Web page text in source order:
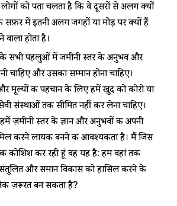
लोगों को पता चलता है कि वे दूसरों से अलग क्यों
सफ़र में इतनी अलग जगहों या मोड़ पर क्यों हैं
होता है।
के सभी पहलुओं में जमीनी स्तर के अनुभव और
चाहिए और उसका सम्मान होना चाहिए।
मूल्यों की पहचान के लिए हमें खुद को कोरो या
संस्थाओं तक सीमित नहीं कर लेना चाहिए।
ज़मीनी स्तर के ज्ञान और अनुभवों की अपनी
करने लायक बनने की आवश्यकता है। मैं जिस
कोशिश कर रही हूं वह यह है: हम वहां तक
और समान विकास को हासिल करने के
ज़रूरत बन सकता है?